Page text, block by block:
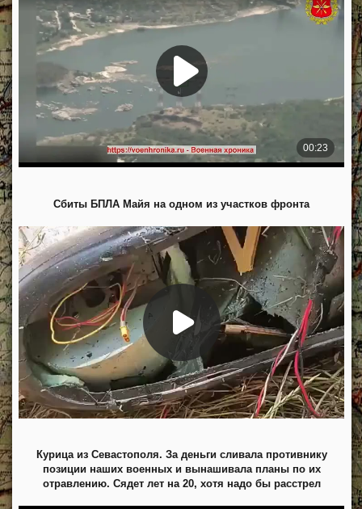
Сбиты БПЛА Майя на одном из участков фронта
Курица из Севастополя. За деньги сливала противнику
позиции наших военных и вынашивала планы по их
отравлению. Сядет лет на 20, хотя надо бы расстрел